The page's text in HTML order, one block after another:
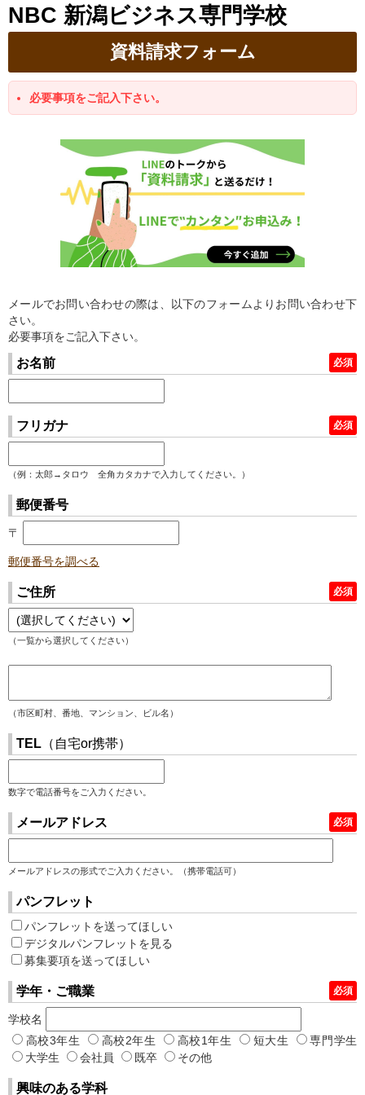
NBC 新潟ビジネス専門学校
資料請求フォーム
必要事項をご記入下さい。
メールでお問い合わせの際は、以下のフォームよりお問い合わせ下
さい。
必要事項をご記入下さい。
必須
お名前
必須
フリガナ
（例：太郎→タロウ 全角カタカナで入力してください。）
郵便番号
〒
郵便番号を調べる
必須
ご住所
（一覧から選択してください）
（市区町村、番地、マンション、ビル名）
TEL （自宅or携帯）
数字で電話番号をご入力ください。
必須
メールアドレス
メールアドレスの形式でご入力ください。（携帯電話可）
パンフレット
パンフレットを送ってほしい
デジタルパンフレットを見る
募集要項を送ってほしい
必須
学年・ご職業
学校名
高校3年生
高校2年生 高校1年生 短大生
専門学生
大学生
会社員 既卒 その他
興味のある学科